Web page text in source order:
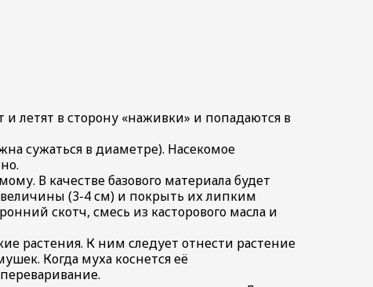
летят в сторону «наживки» и попадаются в
сужаться в диаметре). Насекомое
В качестве базового материала будет
величины (3-4 см) и покрыть их липким
скотч, смесь из касторового масла и
растения. К ним следует отнести растение
Когда муха коснется её